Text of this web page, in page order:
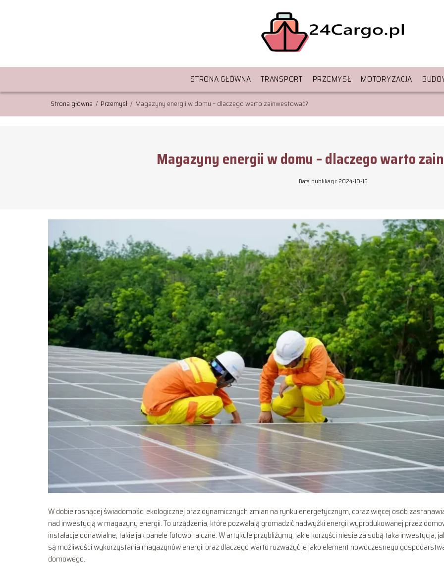
STRONA GŁÓWNA TRANSPORT PRZEMYSŁ MOTORYZACJA
Strona główna / Przemysł / Magazyny energii w domu – dlaczego warto zainwestować?
Magazyny energii w domu – dlaczego warto
Data publikacji: 2024-10-15
W dobie rosnącej świadomości ekologicznej oraz dynamicznych zmian na rynku energetycznym, coraz więcej osób
nad inwestycją w magazyny energii. To urządzenia, które pozwalają gromadzić nadwyżki energii wyprodukowanej przez
instalacje odnawialne, takie jak panele fotowoltaiczne. W artykule przybliżymy, jakie korzyści niesie za sobą taka inwestycja,
są możliwości wykorzystania magazynów energii oraz dlaczego warto rozważyć je jako element nowoczesnego
domowego.